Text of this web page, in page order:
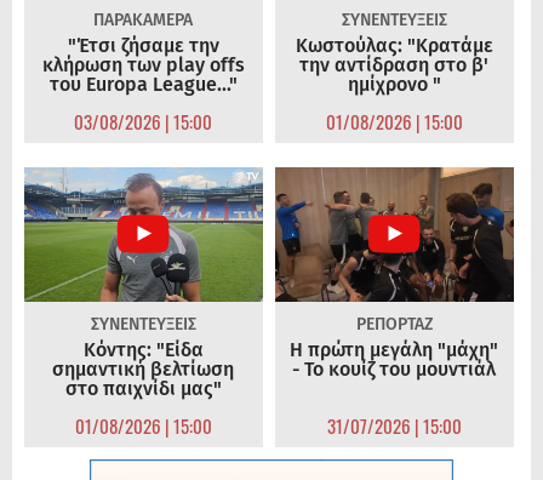
ΠΑΡΑΚΑΜΕΡΑ
"Έτσι ζήσαμε την
κλήρωση των play offs
του Europa League..."
03/08/2026 | 15:00
ΣΥΝΕΝΤΕΥΞΕΙΣ
Κωστούλας: "Κρατάμε
την αντίδραση στο β'
ημίχρονο "
01/08/2026 | 15:00
ΣΥΝΕΝΤΕΥΞΕΙΣ
Κόντης: "Είδα
σημαντική βελτίωση
στο παιχνίδι μας"
01/08/2026 | 15:00
ΡΕΠΟΡΤΑΖ
Η πρώτη μεγάλη "μάχη"
- Το κουίζ του μουντιάλ
31/07/2026 | 15:00